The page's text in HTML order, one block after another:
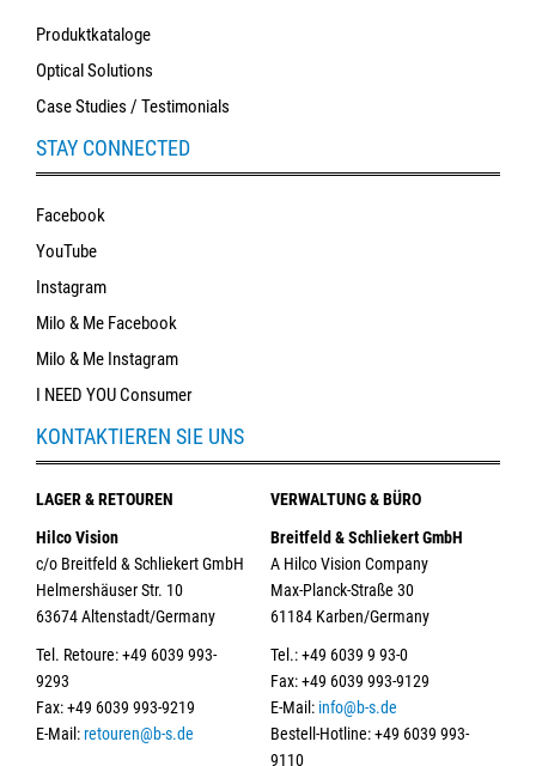
Produktkataloge
Optical Solutions
Case Studies / Testimonials
STAY CONNECTED
Facebook
YouTube
Instagram
Milo & Me Facebook
Milo & Me Instagram
I NEED YOU Consumer
KONTAKTIEREN SIE UNS
LAGER & RETOUREN
Hilco Vision
c/o Breitfeld & Schliekert GmbH
Helmershäuser Str. 10
63674 Altenstadt/Germany
Tel. Retoure: +49 6039 993-
9293
Fax: +49 6039 993-9219
E-Mail:retouren@b-s.de
VERWALTUNG & BÜRO
Breitfeld & Schliekert GmbH
A Hilco Vision Company
Max-Planck-Straße 30
61184 Karben/Germany
Tel.: +49 6039 9 93-0
Fax: +49 6039 993-9129
E-Mail: info@b-s.de
Bestell-Hotline: +49 6039 993-
9110